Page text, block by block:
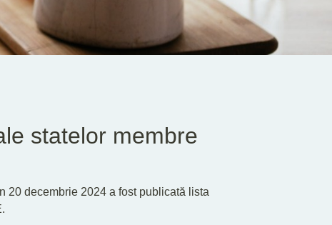
statelor membre
20 decembrie 2024 a fost publicată lista